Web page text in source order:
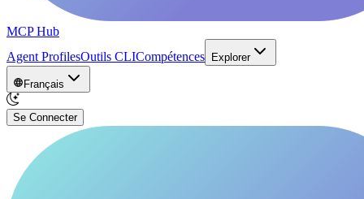
MCP Hub
Agent ProfilesOutils CLICompétences Explorer
Français
Se Connecter